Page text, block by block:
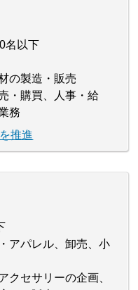
名以下
の製造・販売
・購買、人事・給
務
推進
アパレル、卸売、小
クセサリーの企画、